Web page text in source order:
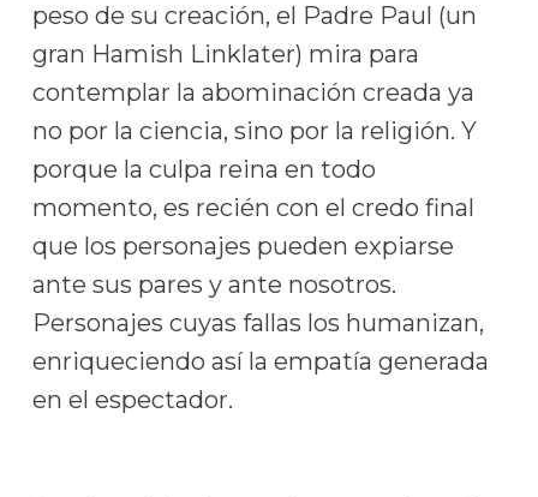
peso de su creación, el Padre Paul (un
gran Hamish Linklater) mira para
contemplar la abominación creada ya
no por la ciencia, sino por la religión. Y
porque la culpa reina en todo
momento, es recién con el credo final
que los personajes pueden expiarse
ante sus pares y ante nosotros.
Personajes cuyas fallas los humanizan,
enriqueciendo así la empatía generada
en el espectador.